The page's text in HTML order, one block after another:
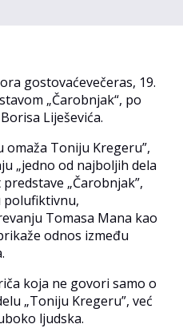
gostovaćevečeras, 19.
„Čarobnjak“, po
Liješevića.
omaža Toniju Kregeru”,
„jedno od najboljih dela
„Čarobnjak”,
polufiktivnu,
Tomasa Mana kao
odnos između
koja ne govori samo o
„Toniju Kregeru”, već
ljudska.